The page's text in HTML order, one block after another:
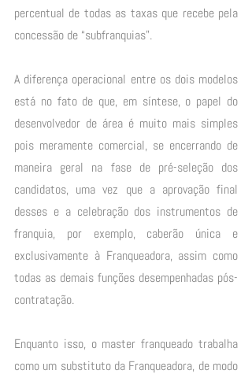
percentual de todas as taxas que recebe pela
concessão de “subfranquias”.
A diferença operacional entre os dois modelos
está no fato de que, em síntese, o papel do
desenvolvedor de área é muito mais simples
pois meramente comercial, se encerrando de
maneira geral na fase de pré-seleção dos
candidatos, uma vez que a aprovação final
desses e a celebração dos instrumentos de
franquia, por exemplo, caberão única e
exclusivamente à Franqueadora, assim como
todas as demais funções desempenhadas pós-
contratação.
Enquanto isso, o master franqueado trabalha
como um substituto da Franqueadora, de modo